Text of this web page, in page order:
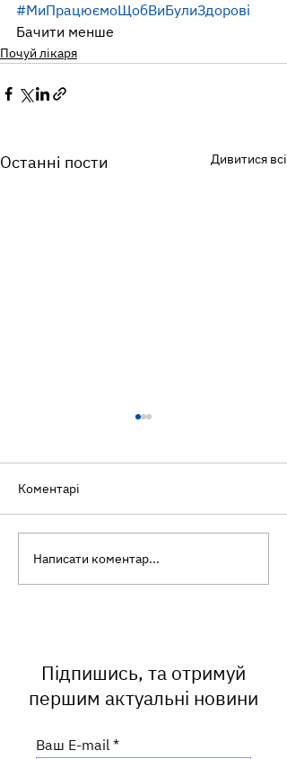
#МиПрацюємоЩобВиБулиЗдорові
Бачити менше
Почуй лікаря
Останні пости Дивитися всі
Всесвітній тиждень
підтримки грудного
Коментарі
Написати коментар...
Підпишись, та отримуй
першим актуальні новини
Ваш E-mail